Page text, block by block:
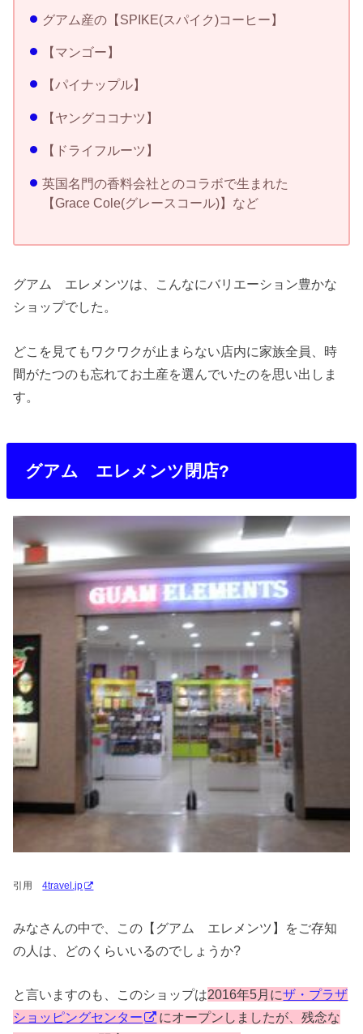
グアム産の【SPIKE(スパイク)コーヒー】
【マンゴー】
【パイナップル】
【ヤングココナツ】
【ドライフルーツ】
英国名門の香料会社とのコラボで生まれた
【Grace Cole(グレースコール)】など
グアム エレメンツは、こんなにバリエーション豊かな
ショップでした。
どこを見てもワクワクが止まらない店内に家族全員、時
間がたつのも忘れてお土産を選んでいたのを思い出しま
す。
グアム エレメンツ閉店?
引用4travel.jp
みなさんの中で、この【グアム エレメンツ】をご存知
の人は、どのくらいいるのでしょうか?
と言いますのも、このショップは2016年5月にザ・プラザ
ショッピングセンター
にオープンしましたが、残念な